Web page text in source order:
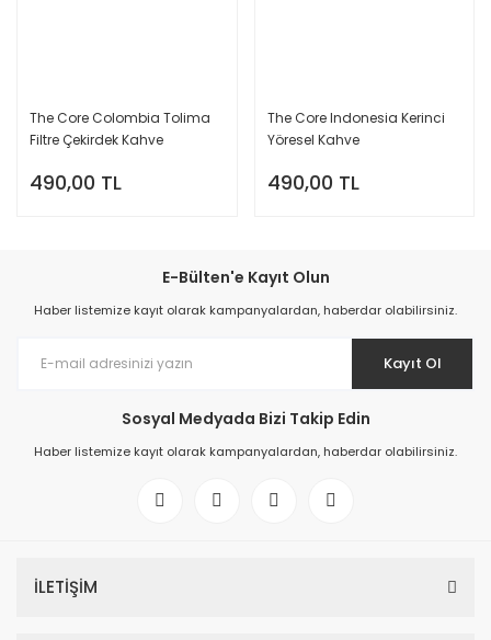
The Core Colombia Tolima
Filtre Çekirdek Kahve
490,00 TL
The Core Indonesia Kerinci
Yöresel Kahve
490,00 TL
E-Bülten'e Kayıt Olun
Haber listemize kayıt olarak kampanyalardan, haberdar olabilirsiniz.
Kayıt Ol
Sosyal Medyada Bizi Takip Edin
Haber listemize kayıt olarak kampanyalardan, haberdar olabilirsiniz.
İLETİŞİM